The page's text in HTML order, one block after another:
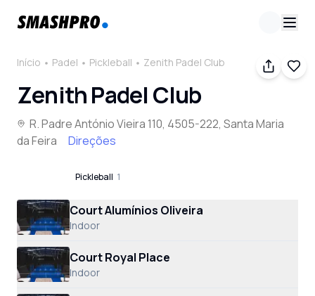
Início Padel Pickleball Zenith Padel Club
Zenith Padel Club
R. Padre António Vieira 110, 4505-222, Santa Maria
da Feira
Direções
Pickleball 1
Court Alumínios Oliveira
Indoor
Court Royal Place
Indoor